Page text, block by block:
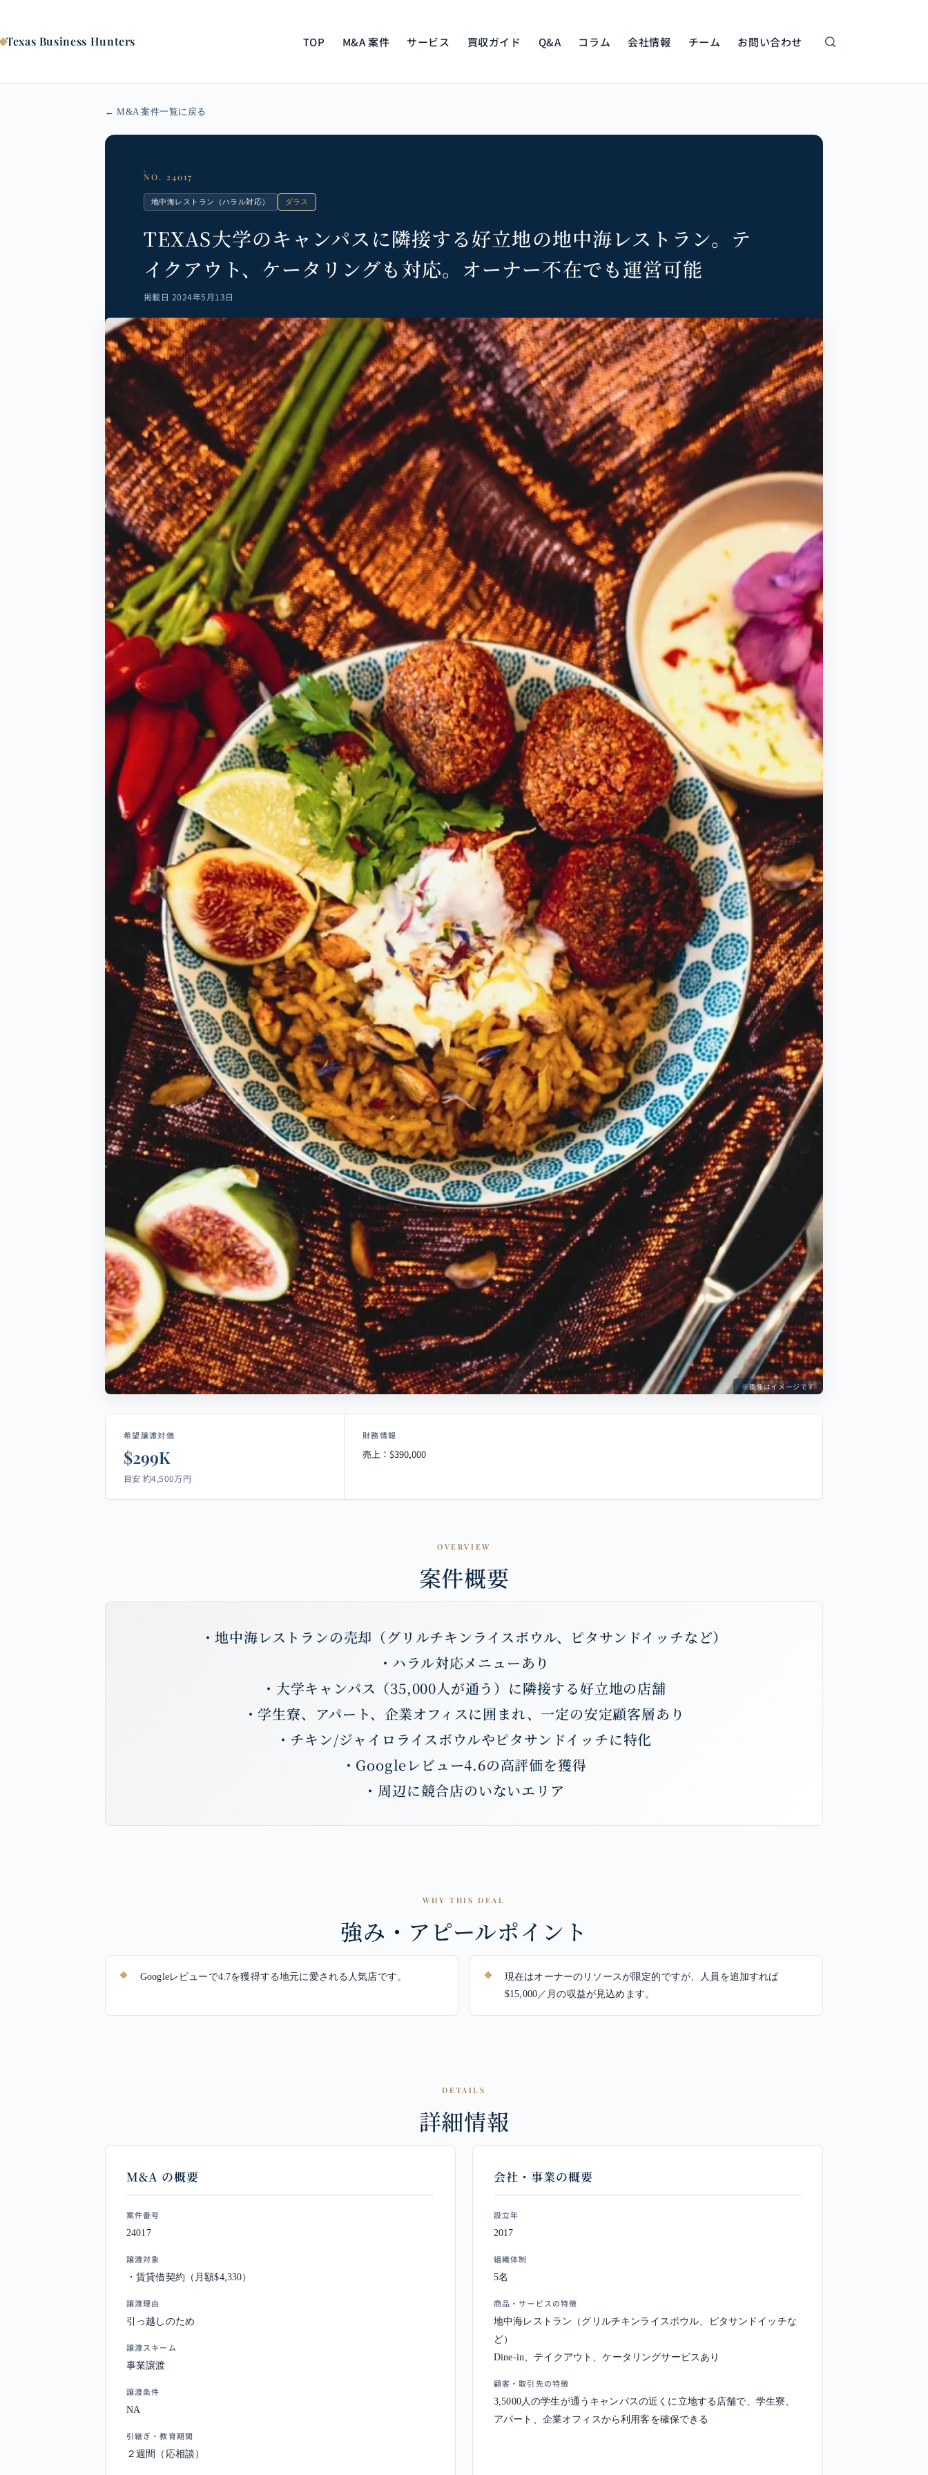
テ
ン
Texas Business Hunters TOP M&A 案件 サービス 買収ガイド Q&A コラム 会社情報 チーム お問い合わせ
← M&A 案件一覧に戻る
NO. 24017
地中海レストラン（ハラル対応） ダラス
TEXAS大学のキャンパスに隣接する好立地の地中海レストラン。テ
イクアウト、ケータリングも対応。オーナー不在でも運営可能
掲載日 2024年5月13日
※画像はイメージです
希望譲渡対価
$299K
目安 約4,500万円
財務情報
売上：$390,000
OVERVIEW
案件概要
・地中海レストランの売却（グリルチキンライスボウル、ピタサンドイッチなど）
・ハラル対応メニューあり
・大学キャンパス（35,000人が通う）に隣接する好立地の店舗
・学生寮、アパート、企業オフィスに囲まれ、一定の安定顧客層あり
・チキン/ジャイロライスボウルやピタサンドイッチに特化
・Googleレビュー4.6の高評価を獲得
・周辺に競合店のいないエリア
WHY THIS DEAL
強み・アピールポイント
Googleレビューで4.7を獲得する地元に愛される人気店です。
現在はオーナーのリソースが限定的ですが、人員を追加すれば
$15,000／月の収益が見込めます。
DETAILS
詳細情報
M&A の概要
案件番号
24017
譲渡対象
・賃貸借契約（月額$4,330）
譲渡理由
引っ越しのため
譲渡スキーム
事業譲渡
譲渡条件
NA
引継ぎ・教育期間
２週間（応相談）
会社・事業の概要
設立年
2017
組織体制
5名
商品・サービスの特徴
地中海レストラン（グリルチキンライスボウル、ピタサンドイッチな
ど）
Dine-in、テイクアウト、ケータリングサービスあり
顧客・取引先の特徴
3,5000人の学生が通うキャンパスの近くに立地する店舗で、学生寮、
アパート、企業オフィスから利用客を確保できる